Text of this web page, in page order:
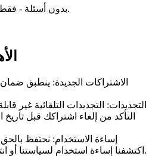
بدون أسئلة - فقط تواصل معنا وسنعالج الطلب.
2.
التجديدات: التجديدات التلقائية غير
التأكد من إلغاء اشتراكك قبل تاريخ
إساءة الاستخدام: نحتفظ
اكتشفنا إساءة استخدام لسياستنا أو انتهاكات لشروط الخدمة.